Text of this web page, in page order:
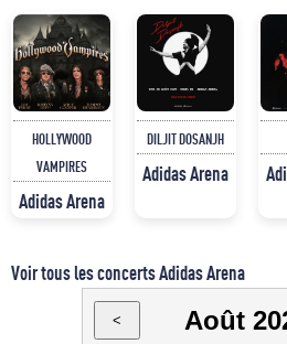
HOLLYWOOD
VAMPIRES
Adidas Arena
DILJIT DOSANJH
Adidas Arena
Voir tous les concerts Adidas Arena
< Août